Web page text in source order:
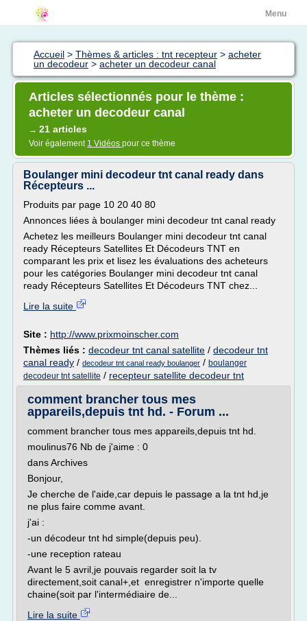
Menu
Accueil > Thèmes & articles : tnt recepteur > acheter
un decodeur > acheter un decodeur canal
Articles sélectionnés pour le thème :
acheter un decodeur canal
→ 21 articles
Voir également 1 Vidéos pour ce thème
Boulanger mini decodeur tnt canal ready dans
Récepteurs ...
Produits par page 10 20 40 80
Annonces liées à boulanger mini decodeur tnt canal ready
Achetez les meilleurs Boulanger mini decodeur tnt canal
ready Récepteurs Satellites Et Décodeurs TNT en
comparant les prix et lisez les évaluations des acheteurs
pour les catégories Boulanger mini decodeur tnt canal
ready Récepteurs Satellites Et Décodeurs TNT chez...
Lire la suite
Site : http://www.prixmoinscher.com
Thèmes liés : decodeur tnt canal satellite / decodeur tnt
canal ready / decodeur tnt canal ready boulanger / boulanger
decodeur tnt satellite / recepteur satellite decodeur tnt
comment brancher tous mes
appareils,depuis tnt hd. - Forum ...
comment brancher tous mes appareils,depuis tnt hd.
moulinus76 Nb de j'aime : 0
dans Archives
Bonjour,
Je cherche de l'aide,car depuis le passage a la tnt hd,je
ne plus faire comme avant.
j'ai :
-un décodeur tnt hd simple(depuis peu).
-une reception rateau
Avant le 5 avril,je pouvais regarder soit la tv
directement,soit canal+,et enregistrer n'importe quelle
chaine(soit par l'intermédiaire de...
Lire la suite